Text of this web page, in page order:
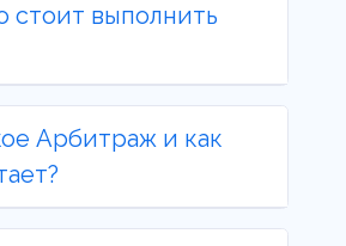
стоит выполнить
Арбитраж и как